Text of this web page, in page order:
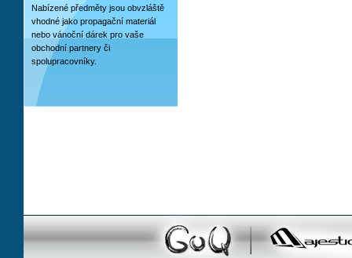
Nabízené předměty jsou obvzláště
vhodné jako propagační materiál
nebo vánoční dárek pro vaše
obchodní partnery či
spolupracovníky.